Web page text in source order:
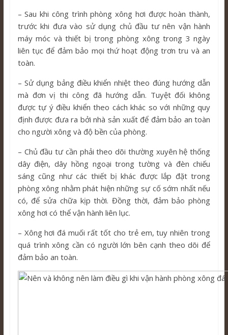
– Sau khi công trình phòng xông hơi được hoàn thành,
trước khi đưa vào sử dụng chủ đầu tư nên vận hành
máy móc và thiết bị trong phòng xông trong 3 ngày
liên tục để đảm bảo mọi thứ hoạt động trơn tru và an
toàn.
– Sử dụng bảng điều khiển nhiệt theo đúng hướng dẫn
mà đơn vị thi công đã hướng dẫn. Tuyệt đối không
được tự ý điều khiển theo cách khác so với những quy
định được đưa ra bởi nhà sản xuất để đảm bảo an toàn
cho người xông và độ bền của phòng.
– Chủ đầu tư cần phải theo dõi thường xuyên hệ thống
dây điện, dây hồng ngoại trong tường và đèn chiếu
sáng cũng như các thiết bị khác được lắp đặt trong
phòng xông nhằm phát hiện những sự cố sớm nhất nếu
có, để sửa chữa kịp thời. Đồng thời, đảm bảo phòng
xông hơi có thể vận hành liên lục.
– Xông hơi đá muối rất tốt cho trẻ em, tuy nhiên trong
quá trình xông cần có người lớn bên cạnh theo dõi để
đảm bảo an toàn.